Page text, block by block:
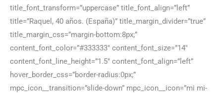
title_font_transform=”uppercase” title_font_align=”left”
title=”Raquel, 40 años. (España)” title_margin_divider=”true”
title_margin_css=”margin-bottom:8px;”
content_font_color=”#333333″ content_font_size=”14″
content_font_line_height=”1.5″ content_font_align=”left”
hover_border_css=”border-radius:0px;”
mpc_icon__transition=”slide-down” mpc_icon__icon=”mi mi-